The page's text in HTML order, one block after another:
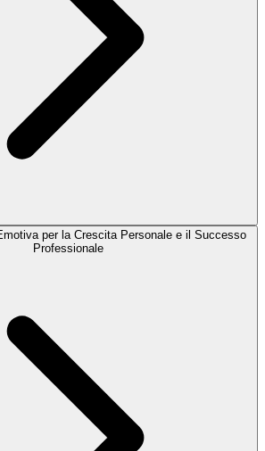
per la Crescita Personale e il Successo
Professionale